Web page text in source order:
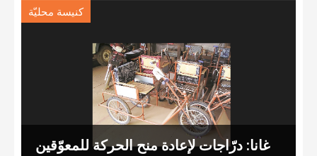
كنيسة محليّة
غانا: درّاجات لإعادة منح الحركة للمعوّقين